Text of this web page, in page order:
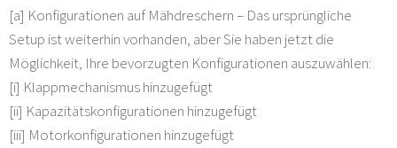
[a] Konfigurationen auf Mähdreschern – Das ursprüngliche
Setup ist weiterhin vorhanden, aber Sie haben jetzt die
Möglichkeit, Ihre bevorzugten Konfigurationen auszuwählen:
[i] Klappmechanismus hinzugefügt
[ii] Kapazitätskonfigurationen hinzugefügt
[iii] Motorkonfigurationen hinzugefügt